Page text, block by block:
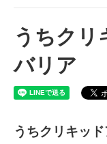
うちクリ
バリア
うちクリキッ